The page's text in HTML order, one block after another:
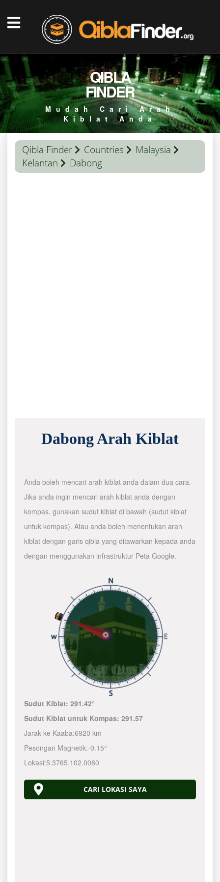
QIBLA
FINDER
Mudah Cari Arah
Kiblat Anda
Qibla Finder Countries
Malaysia
Kelantan
Dabong
Dabong Arah Kiblat
Anda boleh mencari arah kiblat anda dalam dua cara.
Jika anda ingin mencari arah kiblat anda dengan
kompas, gunakan sudut kiblat di bawah (sudut kiblat
untuk kompas). Atau anda boleh menentukan arah
kiblat dengan garis qibla yang ditawarkan kepada anda
dengan menggunakan infrastruktur Peta Google.
Sudut Kiblat:291.42°
Sudut Kiblat untuk Kompas:291.57
Jarak ke Kaaba:6920 km
Pesongan Magnetik:-0.15°
Lokasi:5.3765,102.0080
CARI LOKASI SAYA